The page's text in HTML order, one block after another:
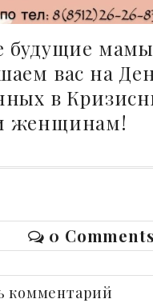
будущие
вас на
в
женщинам!
0 Comments
комментарий